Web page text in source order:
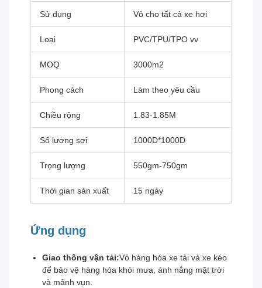
Sử dụng Vỏ cho tất cả xe hơi
Loại PVC/TPU/TPO vv
MOQ 3000m2
Phong cách Làm theo yêu cầu
Chiều rộng 1.83-1.85M
Số lượng sợi 1000D*1000D
Trọng lượng 550gm-750gm
Thời gian sản xuất 15 ngày
Ứng dụng
Giao thông vận tải:Vỏ hàng hóa xe tải và xe kéo
để bảo vệ hàng hóa khỏi mưa, ánh nắng mặt trời
và mảnh vụn.